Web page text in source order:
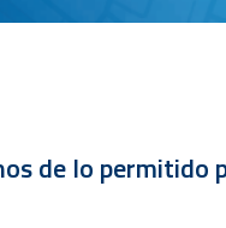
de lo permitido